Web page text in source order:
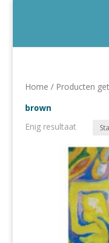
Home / Producten
brown
Enig resultaat